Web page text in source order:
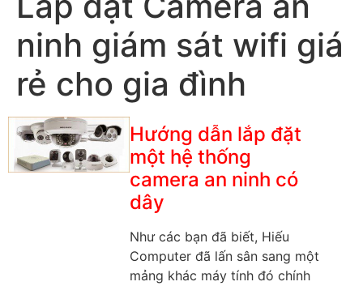
ninh giám sát wifi giá
rẻ cho gia đình
Hướng dẫn lắp đặt
một hệ thống
camera an ninh có
dây
Như các bạn đã biết, Hiếu
Computer đã lấn sân sang một
mảng khác máy tính đó chính